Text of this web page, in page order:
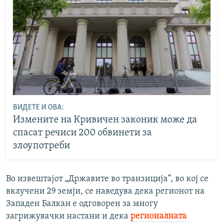
ВИДЕТЕ И ОВА:
Измените на Кривичен законик може да
спасат речиси 200 обвинети за
злоупотреби
Во извештајот „Државите во транзиција“, во кој се
вклучени 29 земји, се наведува дека регионот на
Западен Балкан е одговорен за многу
загрижувачки настани и дека регионалната